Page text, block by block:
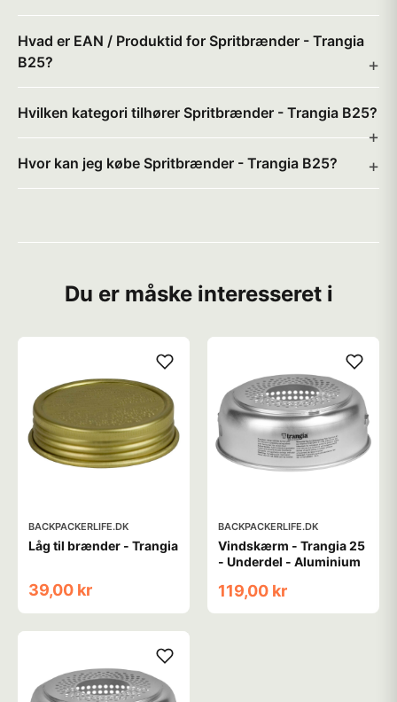
Hvad er EAN / Produktid for Spritbrænder - Trangia
B25?
Hvilken kategori tilhører Spritbrænder - Trangia B25?
Hvor kan jeg købe Spritbrænder - Trangia B25?
Du er måske interesseret i
BACKPACKERLIFE.DK
Låg til brænder - Trangia
39,00 kr
BACKPACKERLIFE.DK
Vindskærm - Trangia 25
- Underdel - Aluminium
119,00 kr